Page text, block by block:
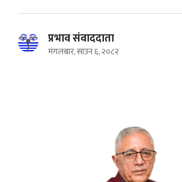
प्रभाव संवाददाता
मंगलबार, साउन ६, २०८२